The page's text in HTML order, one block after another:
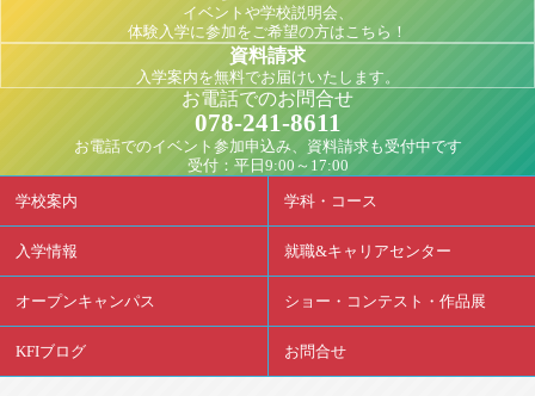
イベントや学校説明会、
体験入学に参加をご希望の方はこちら！
資料請求
入学案内を無料でお届けいたします。
お電話でのお問合せ
078-241-8611
お電話でのイベント参加申込み、資料請求も受付中です
受付：平日9:00～17:00
学校案内 学科・コース
入学情報 就職&キャリアセンター
オープンキャンパス ショー・コンテスト・作品展
KFIブログ お問合せ